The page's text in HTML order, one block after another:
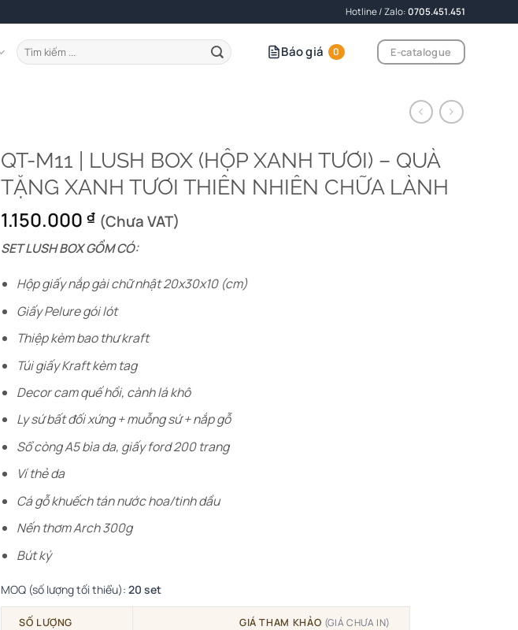
Hotline / Zalo:0705.451.451
Tìm
kiếm:
Báo giá 0 E-catalogue
QT-M11 | LUSH BOX (HỘP XANH TƯƠI) – QUÀ
TẶNG XANH TƯƠI THIÊN NHIÊN CHỮA LÀNH
1.150.000 ₫ (Chưa VAT)
SET LUSH BOX GỒM CÓ:
Hộp giấy nắp gài chữ nhật 20x30x10 (cm)
Giấy Pelure gói lót
Thiệp kèm bao thư kraft
Túi giấy Kraft kèm tag
Decor cam quế hồi, cành lá khô
Ly sứ bất đối xứng + muỗng sứ + nắp gỗ
Sổ còng A5 bìa da, giấy ford 200 trang
Ví thẻ da
Cá gỗ khuếch tán nước hoa/tinh dầu
Nến thơm Arch 300g
Bút ký
MOQ (số lượng tối thiểu): 20 set
SỐ LƯỢNG GIÁ THAM KHẢO (GIÁ CHƯA IN)